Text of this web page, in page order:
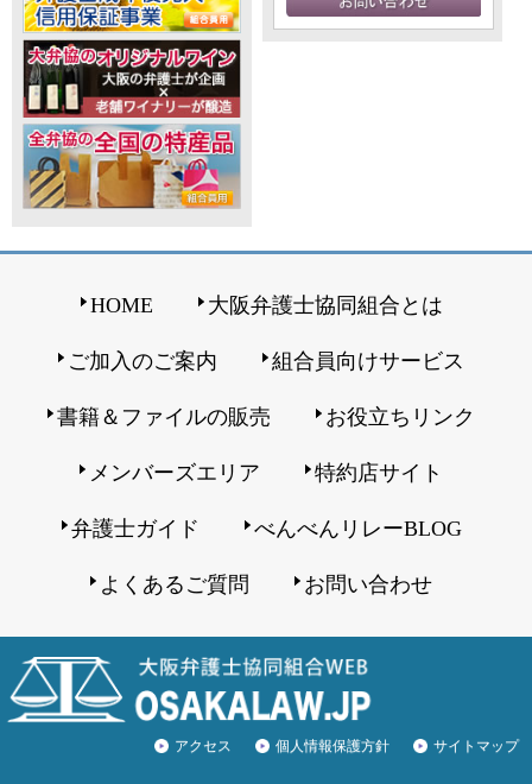
HOME 大阪弁護士協同組合とは
ご加入のご案内 組合員向けサービス
書籍＆ファイルの販売 お役立ちリンク
メンバーズエリア 特約店サイト
弁護士ガイド べんべんリレーBLOG
よくあるご質問 お問い合わせ
アクセス 個人情報保護方針 サイトマップ